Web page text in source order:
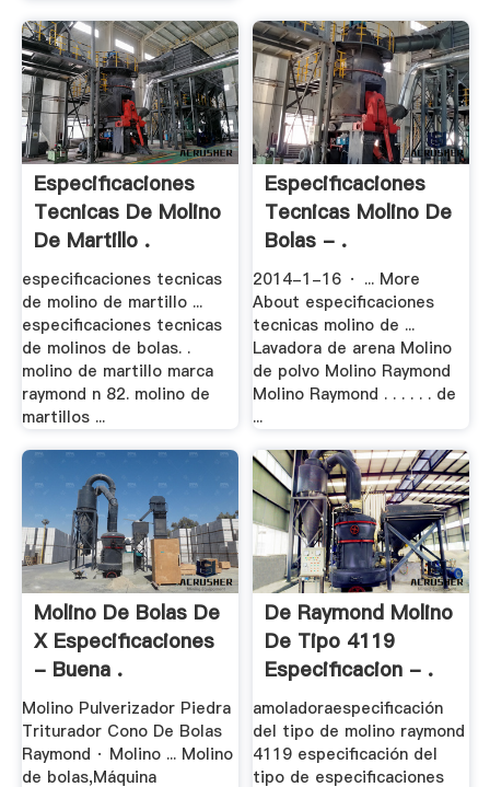
Especificaciones
Tecnicas De Molino
De Martillo .
especificaciones tecnicas
de molino de martillo ...
especificaciones tecnicas
de molinos de bolas. .
molino de martillo marca
raymond n 82. molino de
martillos ...
Especificaciones
Tecnicas Molino De
Bolas - .
2014-1-16 · ... More
About especificaciones
tecnicas molino de ...
Lavadora de arena Molino
de polvo Molino Raymond
Molino Raymond . . . . . . de
...
Molino De Bolas De
X Especificaciones
- Buena .
Molino Pulverizador Piedra
Triturador Cono De Bolas
Raymond · Molino ... Molino
de bolas,Máquina
De Raymond Molino
De Tipo 4119
Especificacion - .
amoladoraespecificación
del tipo de molino raymond
4119 especificación del
tipo de especificaciones